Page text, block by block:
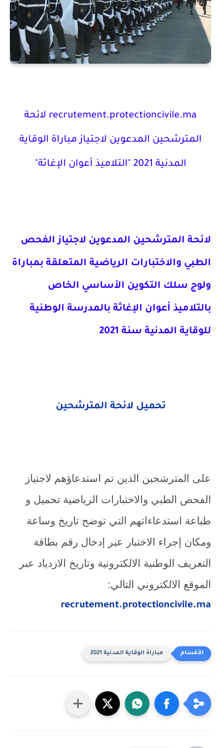
recrutement.protectioncivile.ma لائحة
المترشحين المدعوين لاجتياز مباراة الوقاية
المدنية 2021 "التلاميذ أعوان الإغاثة"
لائحة المترشحين المدعوين لاجتياز الفحص
الطبي والاختبارات الرياضية المتعلقة بمباراة
ولوج سلك التكوين الأساسي الخاص
بالتلاميذ أعوان الإغاثة بالمدرسة الوطنية
للوقاية المدنية سنة 2021
تحميل لائحة المترشحين
على المترشحين الذين تم استدعاؤهم لاجتياز
الفحص الطبي والاختبارات الرياضية تحميل و
طباعة استدعاءاتهم التي توضح تاريخ وساعة
ومكان إجراء الاختبار عبر إدخال رقم بطاقة
التعريف الوطنية الالكترونية وتاريخ الازدياد عبر
الموقع الالكتروني التالي:
recrutement.protectioncivile.ma
مباراة الوقاية المدنية 2021